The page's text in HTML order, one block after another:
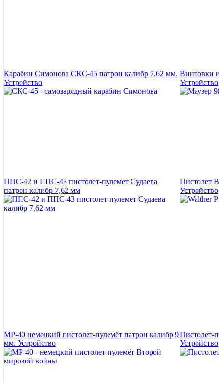
Карабин Симонова СКС-45 патрон калибр 7,62 мм.
Устройство
Винтовки
Устройство
ППС-42 и ППС-43 пистолет-пулемет Судаева
патрон калибр 7,62 мм
Пистолет
Устройство
MP-40 немецкий пистолет-пулемёт патрон калибр 9
мм. Устройство
Пистолет-
Устройство